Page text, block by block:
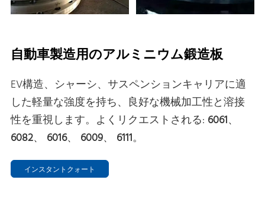
自動車製造用のアルミニウム鍛造板
EV構造、シャーシ、サスペンションキャリアに適
した軽量な強度を持ち、良好な機械加工性と溶接
性を重視します。よくリクエストされる: 6061、
6082、 6016、 6009、 6111。
インスタントクォート